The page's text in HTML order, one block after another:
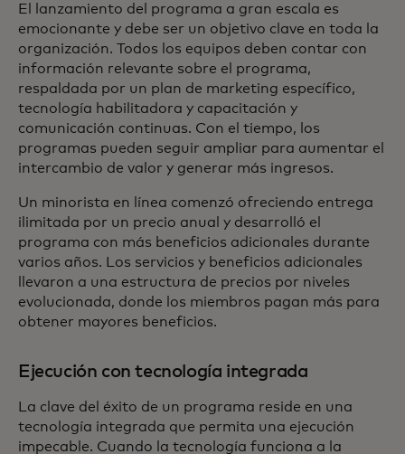
El lanzamiento del programa a gran escala es
emocionante y debe ser un objetivo clave en toda la
organización. Todos los equipos deben contar con
información relevante sobre el programa,
respaldada por un plan de marketing específico,
tecnología habilitadora y capacitación y
comunicación continuas. Con el tiempo, los
programas pueden seguir ampliar para aumentar el
intercambio de valor y generar más ingresos.
Un minorista en línea comenzó ofreciendo entrega
ilimitada por un precio anual y desarrolló el
programa con más beneficios adicionales durante
varios años. Los servicios y beneficios adicionales
llevaron a una estructura de precios por niveles
evolucionada, donde los miembros pagan más para
obtener mayores beneficios.
Ejecución con tecnología integrada
La clave del éxito de un programa reside en una
tecnología integrada que permita una ejecución
impecable. Cuando la tecnología funciona a la